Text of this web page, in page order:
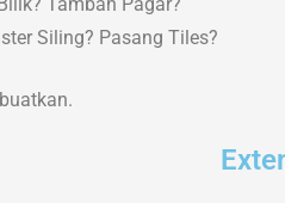
Siling? Pasang Tiles?